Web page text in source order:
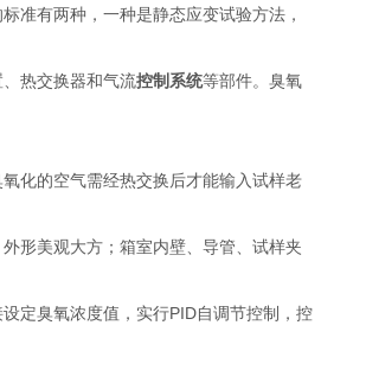
准有两种，一种是静态应变试验方法，
热交换器和气流控制系统等部件。臭氧
化的空气需经热交换后才能输入试样老
形美观大方；箱室内壁、导管、试样夹
定臭氧浓度值，实行PID自调节控制，控